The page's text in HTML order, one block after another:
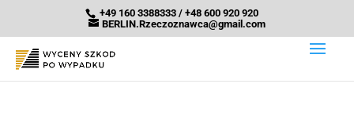
+49 160 3388333 / +48 600 920 920
BERLIN.Rzeczoznawca@gmail.com